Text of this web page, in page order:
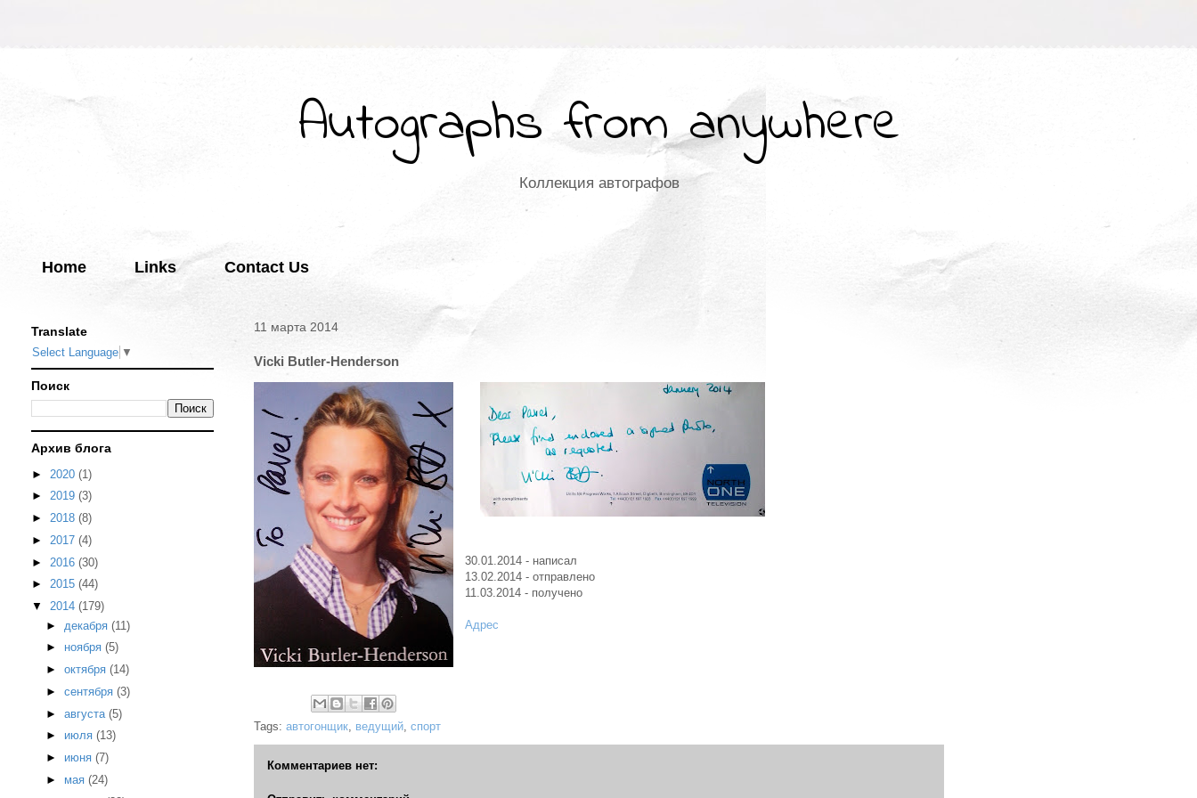
Autographs from anywhere
Коллекция автографов
Home Links Contact Us
11 марта 2014
Vicki Butler-Henderson
30.01.2014 - написал
13.02.2014 - отправлено
11.03.2014 - получено
Адрес
Tags: автогонщик, ведущий, спорт
Комментариев нет:
Translate
Select Language ▼
Поиск
Архив блога
► 2020 (1)
► 2019 (3)
► 2018 (8)
► 2017 (4)
► 2016 (30)
► 2015 (44)
▼ 2014 (179)
► декабря (11)
► ноября (5)
► октября (14)
► сентября (3)
► августа (5)
► июля (13)
► июня (7)
► мая (24)